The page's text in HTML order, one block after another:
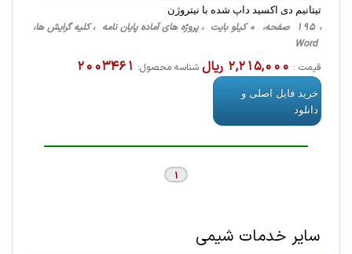
تیتانیم دی اکسید داپ شده با نیتروژن
، 195 صفحه، 0 کیلو بایت ، پروژه های آماده پایان نامه ، کلیه گرایش ها،
Word
قیمت : 2,215,000 ریال شناسه محصول: 2003461
خرید فایل اصلی و
دانلود
1
سایر خدمات شيمی